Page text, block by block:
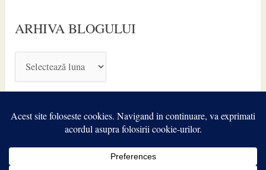
ARHIVA BLOGULUI
R
I